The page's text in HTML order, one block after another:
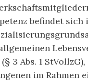
befindet
(§ 3 Abs. 1
im Rahmen